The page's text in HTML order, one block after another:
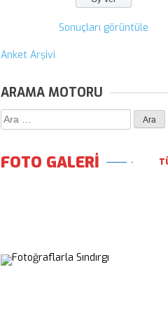
Sonuçları görüntüle
Anket Arşivi
ARAMA MOTORU
Arama:
FOTO GALERİ